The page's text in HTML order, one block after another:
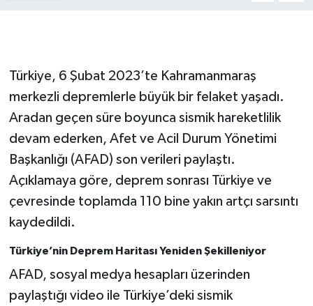
Türkiye, 6 Şubat 2023’te Kahramanmaraş
merkezli depremlerle büyük bir felaket yaşadı.
Aradan geçen süre boyunca sismik hareketlilik
devam ederken, Afet ve Acil Durum Yönetimi
Başkanlığı (AFAD) son verileri paylaştı.
Açıklamaya göre, deprem sonrası Türkiye ve
çevresinde toplamda 110 bine yakın artçı sarsıntı
kaydedildi.
Türkiye’nin Deprem Haritası Yeniden Şekilleniyor
AFAD, sosyal medya hesapları üzerinden
paylaştığı video ile Türkiye’deki sismik
KADIN-AİLE
YEREL YÖNETİM
MEDYA
ÜÇÜNCÜ SAYFA
Yemek